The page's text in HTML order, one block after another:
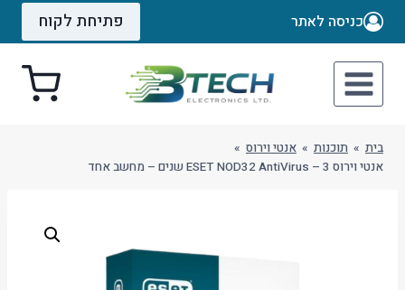
Skip
כניסה לאתר פתיחת לקוח
בית » תוכנות » אנטי וירוס »
אנטי וירוס ESET NOD32 AntiVirus – 3 שנים – מחשב אחד